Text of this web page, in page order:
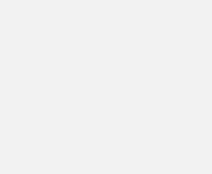
​prendera o estuprador e assassino de ​ Zainab Ansari​, ​de
e​ desencadeou uma onda de repulsa ​pelo Paquistão,